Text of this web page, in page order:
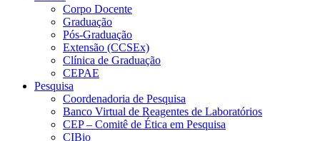
Corpo Docente
Graduação
Pós-Graduação
Extensão (CCSEx)
Clínica de Graduação
CEPAE
Pesquisa
Coordenadoria de Pesquisa
Banco Virtual de Reagentes de Laboratórios
CEP – Comitê de Ética em Pesquisa
CIBio